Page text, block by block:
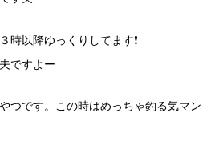
時以降ゆっくりしてます❗️
ですよー
つです。この時はめっちゃ釣る気マン